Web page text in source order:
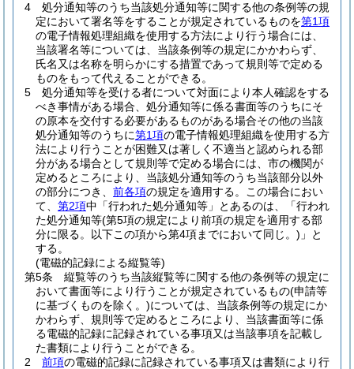
4
処分通知等のうち当該処分通知等に関する他の条例等の規
定において署名等をすることが規定されているものを第1項
の電子情報処理組織を使用する方法により行う場合には、
当該署名等については、当該条例等の規定にかかわらず、
氏名又は名称を明らかにする措置であって規則等で定める
ものをもって代えることができる。
5
処分通知等を受ける者について対面により本人確認をする
べき事情がある場合、処分通知等に係る書面等のうちにそ
の原本を交付する必要があるものがある場合その他の当該
処分通知等のうちに第1項の電子情報処理組織を使用する方
法により行うことが困難又は著しく不適当と認められる部
分がある場合として規則等で定める場合には、市の機関が
定めるところにより、当該処分通知等のうち当該部分以外
の部分につき、 前各項の規定を適用する。
この場合におい
て、 第2項中「行われた処分通知等」とあるのは、「行われ
た処分通知等(第5項の規定により前項の規定を適用する部
分に限る。以下この項から第4項までにおいて同じ。) 」と
する。
(電磁的記録による縦覧等)
第5条
縦覧等のうち当該縦覧等に関する他の条例等の規定に
おいて書面等により行うことが規定されているもの(申請等
に基づくものを除く。)については、当該条例等の規定にか
かわらず、規則等で定めるところにより、当該書面等に係
る電磁的記録に記録されている事項又は当該事項を記載し
た書類により行うことができる。
2
前項の電磁的記録に記録されている事項又は書類により行